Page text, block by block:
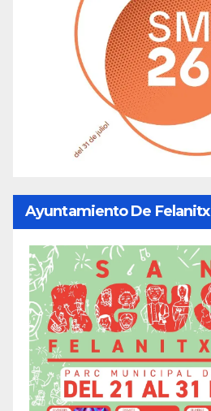
Ayuntamiento De Felanitx